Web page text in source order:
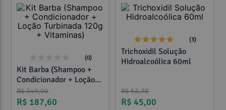
(0)
Kit Barba (Shampoo +
Condicionador + Loção
Turbinada 120g +
Vitaminas)
R$249,90
R$ 187,60
(3)
Trichoxidil Solução
Hidroalcoólica 60ml
R$52,70
R$ 45,00